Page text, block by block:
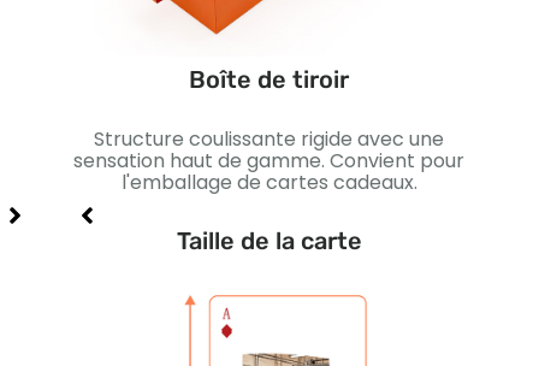
Boîte de tiroir
Structure coulissante rigide avec une
sensation haut de gamme. Convient pour
l'emballage de cartes cadeaux.
Taille de la carte